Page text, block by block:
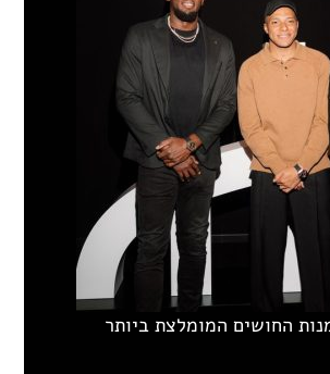
החושים המומלצת ביותר